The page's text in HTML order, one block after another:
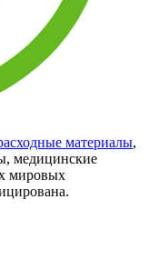
материалы,
медицинские
мировых